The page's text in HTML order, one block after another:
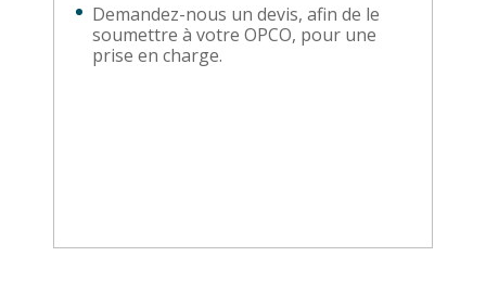
Demandez-nous un devis, afin de le
soumettre à votre OPCO, pour une
prise en charge.